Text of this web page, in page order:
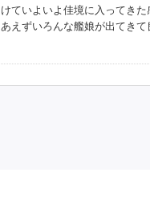
ていよいよ佳境に入ってき
えずいろんな艦娘が出てき